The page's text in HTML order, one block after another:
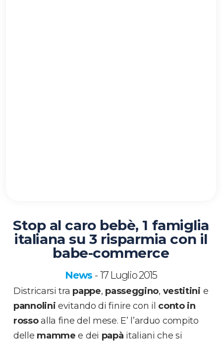
Stop al caro bebè, 1 famiglia
italiana su 3 risparmia con il
babe-commerce
News -17 Luglio 2015
Districarsi tra pappe, passeggino, vestitini e
pannolini evitando di finire con il conto in
rossoalla fine del mese. E’ l’arduo compito
delle mamme e dei papà italiani che si